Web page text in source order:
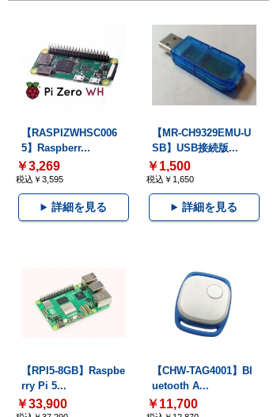
【RASPIZWHSC006
5】Raspberr...
￥3,269
税込￥3,595
詳細を見る
【MR-CH9329EMU-U
SB】USB接続版...
￥1,500
税込￥1,650
詳細を見る
【RPI5-8GB】Raspbe
rry Pi 5...
￥33,900
【CHW-TAG4001】Bl
uetooth A...
￥11,700